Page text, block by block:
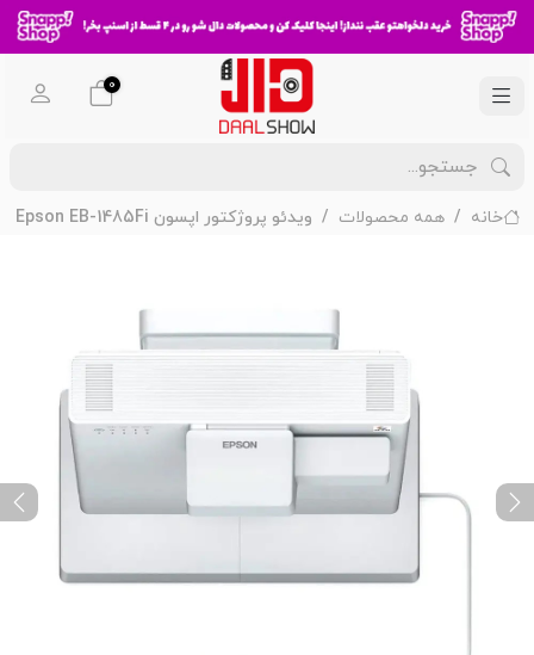
0
خانه همه محصولات ویدئو پروژکتور اپسون Epson EB-1485Fi
Previous